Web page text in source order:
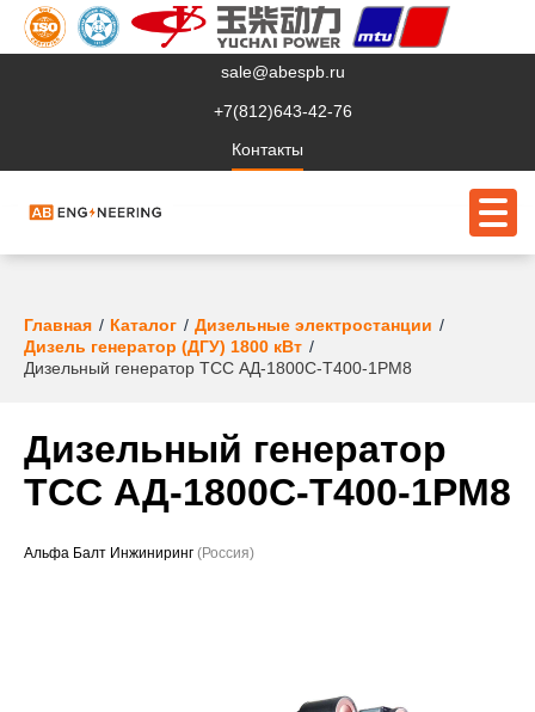
sale@abespb.ru
+7(812)643-42-76
Контакты
О компании
Клиентам
Сервис
Судовое ЭО
Проекты
Главная Каталог
Дизельные электростанции
Дизель генератор (ДГУ) 1800 кВт
Дизельный генератор ТСС АД-1800С-Т400-1РМ8
Дизельный генератор
ТСС АД-1800С-Т400-1РМ8
Альфа Балт Инжиниринг (Россия)